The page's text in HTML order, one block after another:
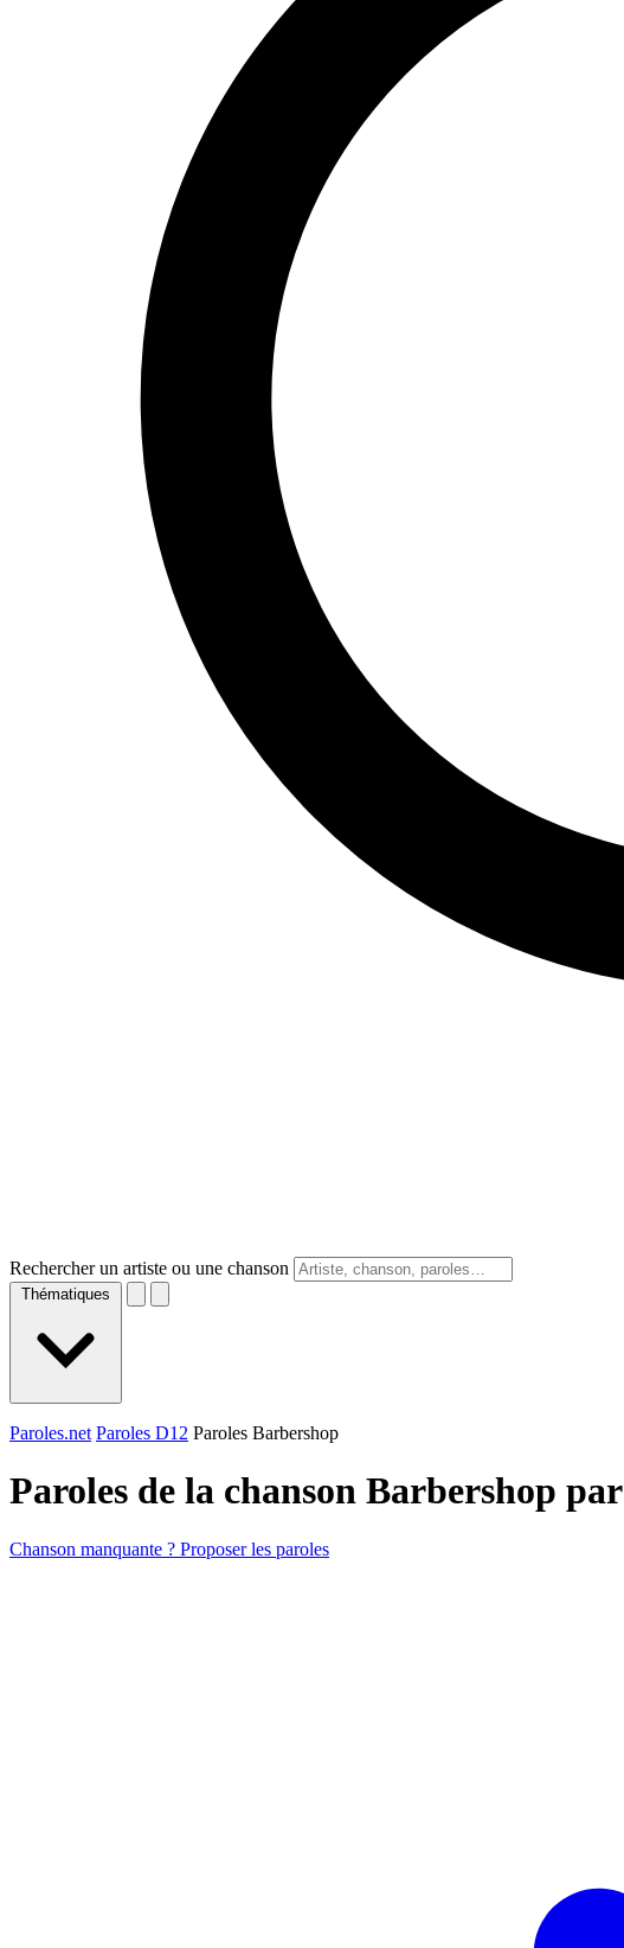
Rechercher un artiste ou une chanson
Thématiques
Paroles.net Paroles D12 Paroles Barbershop
Paroles de la chanson Barbershop par
Chanson manquante ? Proposer les paroles